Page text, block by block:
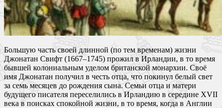
Большую часть своей длинной (по тем временам) жизни
Джонатан Свифт (1667–1745) прожил в Ирландии, в то время
бывшей колониальным уделом британской монархии. Своё
имя Джонатан получил в честь отца, что покинул белый свет
за семь месяцев до рождения сына. Семьи отца и матери
будущего писателя переселились в Ирландию в середине XVII
века в поисках спокойной жизни, в то время, когда в Англии